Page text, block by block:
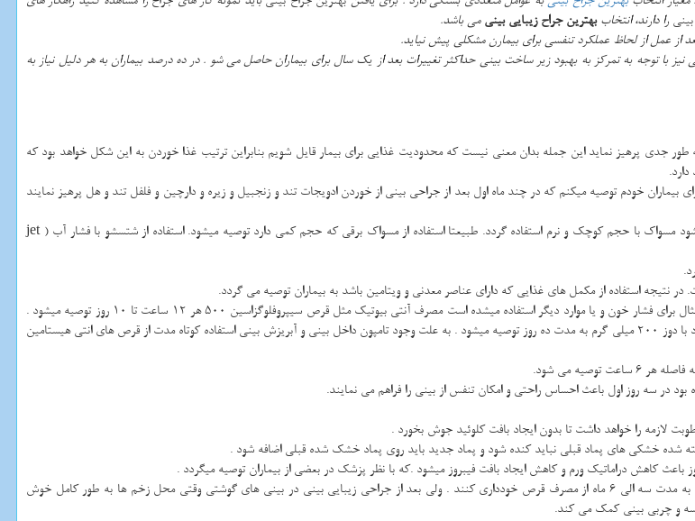
بینی را دارند، انتخاببهترین جراح زیبایی بینیمی باشد.
عمل از لحاظ عملکرد تنفسی برای بیمارن مشکلی پیش نیاید.
با توجه به تمرکز به بهبود زیر ساخت بینی حداکثر تغییرات بعد از یک سال برای بیماران حاصل می شو . در ده درصد بیماران به هر دلیل نیاز به
پرهیز نماید این جمله بدان معنی نیست که محدودیت غذایی برای بیمار قایل شویم بنابراین ترتیب غذا خوردن به این شکل خواهد بود که
خودم توصیه میکنم که در چند ماه اول بعد از جراحی بینی از خوردن ادویجات تند و زنجبیل و زیره و دارچین و فلفل تند و هل پرهیز نمایند
jet
نتیجه استفاده از مکمل های غذایی که دارای عناصر معدنی و ویتامین باشد به بیماران توصیه می گردد.
: علاوه بر استفاده از داروهایی که بیمار قبل از عمل به طور مثال برای فشار خون و یا موارد دیگر استفاده میشده است مصرف آنتی بیوتیک مثل قرص سیپروفلوگزاسین 500 هر 12 ساعت تا 10 روز توصیه میشود .
برای رفع درد و ورم استفاده از داروهای ضد التهاب غیر استروئیدی مثل کپسول سلکوکسیب هر 8 ساعت یک عدد با دوز 200 میلی گرم به مدت ده روز توصیه میشود . به علت وجود تامپون داخل بینی و آبریزش بینی استفاده کوتاه مدت از قرص های انتی هیستامین
6 ساعت توصیه می شود.
در سه روز اول باعث احساس راحتی و امکان تنفس از بینی را فراهم می نمایند.
لازمه را خواهد داشت تا بدون ایجاد بافت کلوئید جوش بخورد .
شده خشکی های پماد قبلی نباید کنده شود و پماد جدید باید روی پماد خشک شده قبلی اضافه شود .
نکته !: در بیمارانی که به علت مشکلات آکنه از قرص راکوتان استفاده مینمایند قبل از عمل جراحی لازم است به مدت سه الی 6 ماه از مصرف قرص خودداری کنند . ولی بعد از جراحی زیبایی بینی در بینی های گوشتی وقتی محل زخم ها به طور کامل خوش
و چربی بینی کمک می کند.